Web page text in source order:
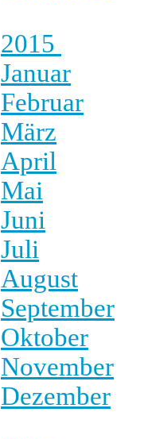
2015
Januar
Februar
März
April
Mai
Juni
Juli
August
September
Oktober
November
Dezember